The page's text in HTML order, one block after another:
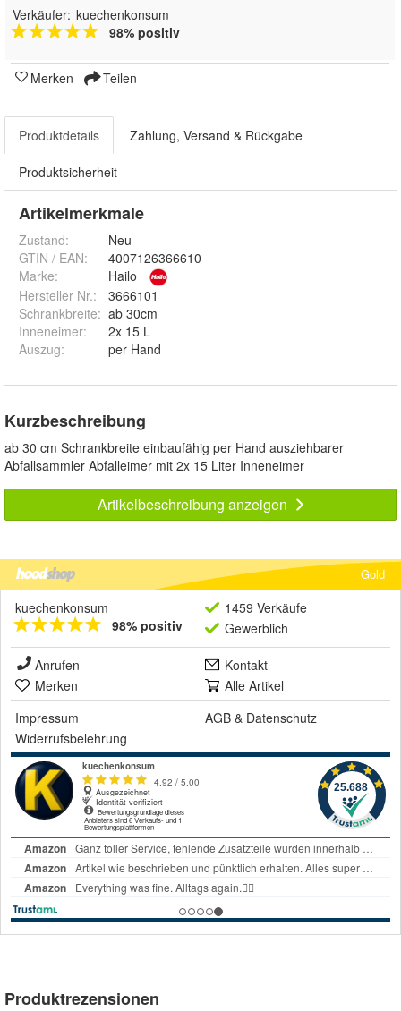
Verkäufer: kuechenkonsum
98% positiv
Merken Teilen
Produktdetails Zahlung, Versand & Rückgabe
Produktsicherheit
Artikelmerkmale
Zustand:
Neu
GTIN / EAN:
4007126366610
Marke:
Hailo
Hersteller Nr.:
3666101
Schrankbreite: ab 30cm
Inneneimer:
2x 15 L
Auszug: per Hand
Kurzbeschreibung
ab 30 cm Schrankbreite einbaufähig per Hand ausziehbarer
Abfallsammler Abfalleimer mit 2x 15 Liter Inneneimer
Artikelbeschreibung anzeigen
Gold
kuechenkonsum
98% positiv
1459 Verkäufe
Gewerblich
Anrufen
Kontakt
Merken
Alle Artikel
Impressum
AGB & Datenschutz
Widerrufsbelehrung
Produktrezensionen